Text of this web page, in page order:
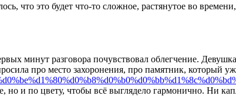
что это будет что-то сложное, растянутое во
минут разговора почувствовал облегчение.
про место захоронения, про памятник, который
и по цвету, чтобы всё выглядело гармонично. Ни